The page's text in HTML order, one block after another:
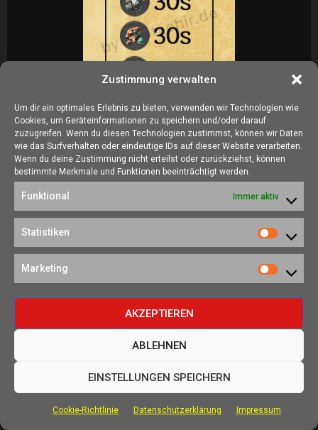
Zustimmung verwalten
Um dir ein optimales Erlebnis zu bieten, verwenden wir Technologien wie
Cookies, um Geräteinformationen zu speichern und/oder darauf
zuzugreifen. Wenn du diesen Technologien zustimmst, können wir Daten
wie das Surfverhalten oder eindeutige IDs auf dieser Website verarbeiten.
Wenn du deine Zustimmung nicht erteilst oder zurückziehst, können
bestimmte Merkmale und Funktionen beeinträchtigt werden.
Funktional Immer aktiv
Statistiken
Marketing
AKZEPTIEREN
ABLEHNEN
EINSTELLUNGEN SPEICHERN
Cookie-Richtlinie Datenschutzerklärung Impressum
Falls sich schon jemand gefragt hat, wann die Trauben